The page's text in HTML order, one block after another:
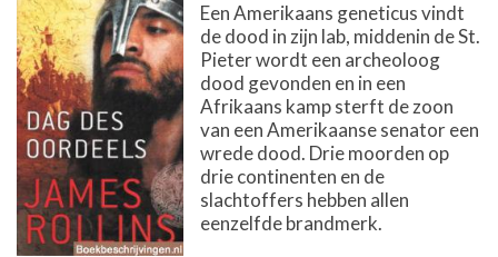
Een Amerikaans geneticus vindt
de dood in zijn lab, middenin de St.
Pieter wordt een archeoloog
dood gevonden en in een
Afrikaans kamp sterft de zoon
van een Amerikaanse senator een
wrede dood. Drie moorden op
drie continenten en de
slachtoffers hebben allen
eenzelfde brandmerk.